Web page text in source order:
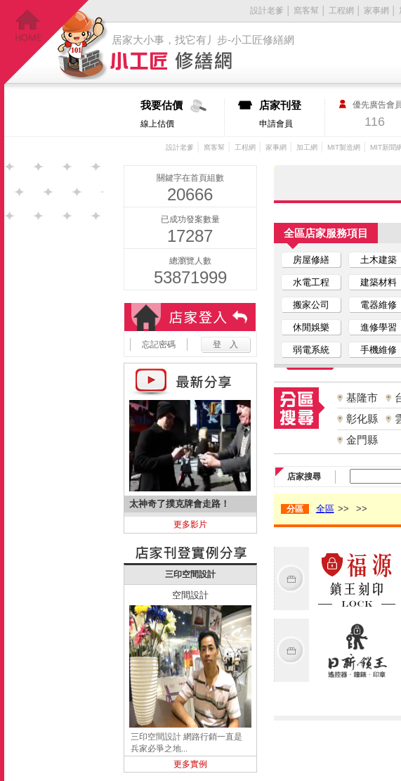
居家大小事，找它有丿步-小工匠修繕網
設計老爹 窩客幫 工程網 家事網
我要估價
線上估價
店家刊登
申請會員
優先廣告會
116
設計老爹 窩客幫 工程網 家事網 加工網 MIT製造網 MIT新聞
關鍵字在首頁組數
20666
已成功發案數量
17287
總瀏覽人數
53871999
忘記密碼
太神奇了撲克牌會走路！
更多影片
三印空間設計
空間設計
三印空間設計 網路行銷一直是
兵家必爭之地...
更多實例
全區店家服務項目
房屋修繕 土木建築
水電工程 建築材料
搬家公司 電器維修
休閒娛樂 進修學習
弱電系統 手機維修
基隆市
彰化縣
金門縣
店家搜尋
分區 全區 >> >>